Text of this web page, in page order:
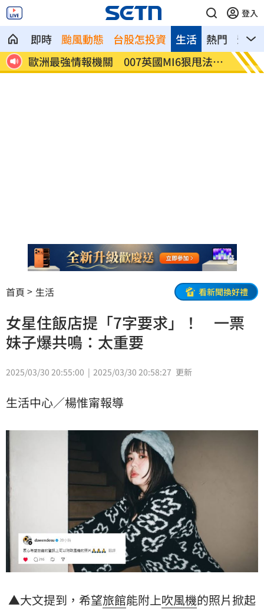
登入
即時 颱風動態 台股怎投資 熱門 影音
生活
歐洲最強情報機關 007英國MI6狠甩法奪
冠
2026
灣
首頁 生活 看新聞換好禮
女星住飯店提「7字要求」！ 一票
妹子爆共鳴：太重要
2025/03/30 20:55:00 2025/03/30 20:58:27 更新
生活中心／楊惟甯報導
▲大文提到，希望旅館能附上吹風機的照片掀起